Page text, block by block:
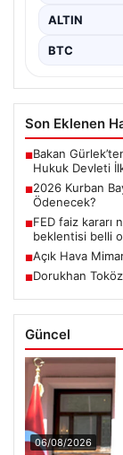
ALTIN
BTC
Son Eklenen
■Bakan
Hukuk Devleti
■2026 Kurban
Ödenecek?
■FED faiz kararı
beklentisi belli
■Açık Hava
■Dorukhan
Güncel
06/08/2026